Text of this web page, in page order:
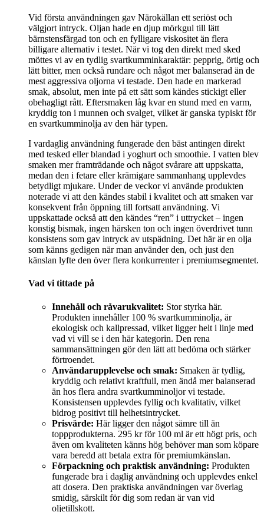
Vid första användningen gav Närokällan ett seriöst och
välgjort intryck. Oljan hade en djup mörkgul till lätt
bärnstensfärgad ton och en fylligare viskositet än flera
billigare alternativ i testet. När vi tog den direkt med sked
möttes vi av en tydlig svartkumminkaraktär: pepprig, örtig och
lätt bitter, men också rundare och något mer balanserad än de
mest aggressiva oljorna vi testade. Den hade en markerad
smak, absolut, men inte på ett sätt som kändes stickigt eller
obehagligt rått. Eftersmaken låg kvar en stund med en varm,
kryddig ton i munnen och svalget, vilket är ganska typiskt för
en svartkumminolja av den här typen.
I vardaglig användning fungerade den bäst antingen direkt
med tesked eller blandad i yoghurt och smoothie. I vatten blev
smaken mer framträdande och något svårare att uppskatta,
medan den i fetare eller krämigare sammanhang upplevdes
betydligt mjukare. Under de veckor vi använde produkten
noterade vi att den kändes stabil i kvalitet och att smaken var
konsekvent från öppning till fortsatt användning. Vi
uppskattade också att den kändes “ren” i uttrycket – ingen
konstig bismak, ingen härsken ton och ingen överdrivet tunn
konsistens som gav intryck av utspädning. Det här är en olja
som känns gedigen när man använder den, och just den
känslan lyfte den över flera konkurrenter i premiumsegmentet.
Vad vi tittade på
Innehåll och råvarukvalitet: Stor styrka här.
Produkten innehåller 100 % svartkumminolja, är
ekologisk och kallpressad, vilket ligger helt i linje med
vad vi vill se i den här kategorin. Den rena
sammansättningen gör den lätt att bedöma och stärker
förtroendet.
Användarupplevelse och smak: Smaken är tydlig,
kryddig och relativt kraftfull, men ändå mer balanserad
än hos flera andra svartkumminoljor vi testade.
Konsistensen upplevdes fyllig och kvalitativ, vilket
bidrog positivt till helhetsintrycket.
Prisvärde: Här ligger den något sämre till än
toppprodukterna. 295 kr för 100 ml är ett högt pris, och
även om kvaliteten känns hög behöver man som köpare
vara beredd att betala extra för premiumkänslan.
Förpackning och praktisk användning: Produkten
fungerade bra i daglig användning och upplevdes enkel
att dosera. Den praktiska användningen var överlag
smidig, särskilt för dig som redan är van vid
oljetillskott.